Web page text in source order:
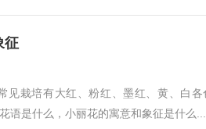
征
见栽培有大红、粉红、墨红、黄、白各
是什么，小丽花的寓意和象征是什么...